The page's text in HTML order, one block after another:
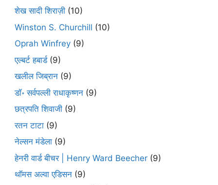
शेख सादी शिराज़ी (10)
Winston S. Churchill (10)
Oprah Winfrey (9)
एल्बर्ट हबार्ड(9)
खलील जिब्रान (9)
डॉ॰ सर्वपल्ली राधाकृष्णन (9)
छत्रपति शिवाजी (9)
रतन टाटा (9)
नेल्सन मंडेला (9)
हेनरी वार्ड बीचर | Henry Ward Beecher (9)
थॉमस अल्वा एडिसन (9)